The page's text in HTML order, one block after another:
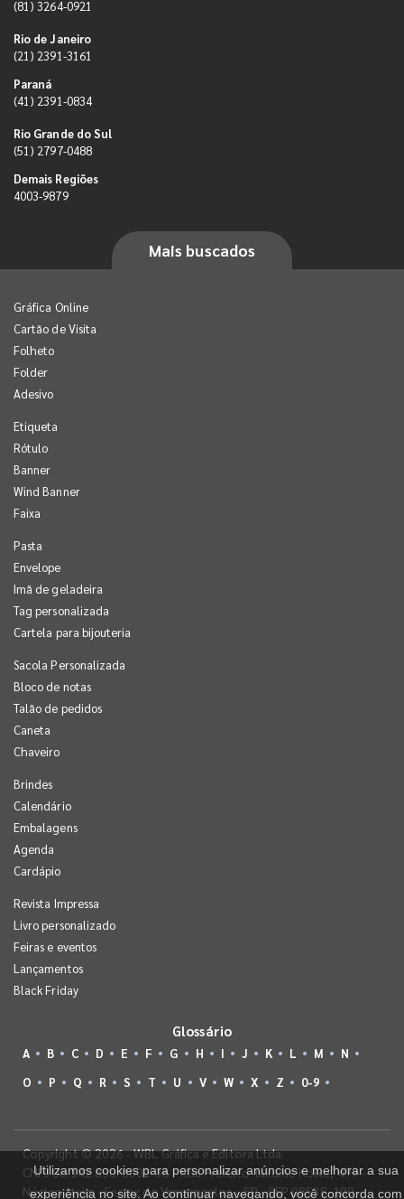
(81) 3264-0921
Rio de Janeiro
(21) 2391-3161
Paraná
(41) 2391-0834
Rio Grande do Sul
(51) 2797-0488
Demais Regiões
4003-9879
Mais buscados
Gráfica Online
Cartão de Visita
Folheto
Folder
Adesivo
Etiqueta
Rótulo
Banner
Wind Banner
Faixa
Pasta
Envelope
Imã de geladeira
Tag personalizada
Cartela para bijouteria
Sacola Personalizada
Bloco de notas
Talão de pedidos
Caneta
Chaveiro
Brindes
Calendário
Embalagens
Agenda
Cardápio
Revista Impressa
Livro personalizado
Feiras e eventos
Lançamentos
Black Friday
Glossário
A B C D E F G H I J K L M
N
O
P Q R S T U V W X Z 0-9
Copyright © 2026 - WBL Gráfica e Editora Ltda.
CNPJ 08.142.850/0001-36 - Rua Prefeito Takume Koike, 499 -
Núcleo Itaim - Ferraz de Vasconcelos - SP - CEP 08538-100
Utilizamos cookies para personalizar anúncios e melhorar a sua
experiência no site. Ao continuar navegando, você concorda com